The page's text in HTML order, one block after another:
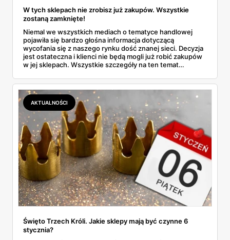
W tych sklepach nie zrobisz już zakupów. Wszystkie
zostaną zamknięte!
Niemal we wszystkich mediach o tematyce handlowej
pojawiła się bardzo głośna informacja dotyczącą
wycofania się z naszego rynku dość znanej sieci. Decyzja
jest ostateczna i klienci nie będą mogli już robić zakupów
w jej sklepach. Wszystkie szczegóły na ten temat
AKTUALNOŚCI
Święto Trzech Króli. Jakie sklepy mają być czynne 6
stycznia?